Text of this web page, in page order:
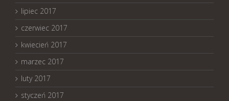
lipiec 2017
czerwiec 2017
kwiecień 2017
marzec 2017
luty 2017
styczeń 2017